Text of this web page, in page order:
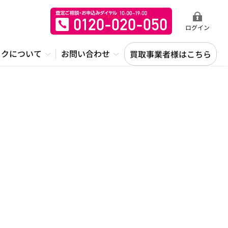
ログイン
について お問い合わせ 買取事業者様はこちら